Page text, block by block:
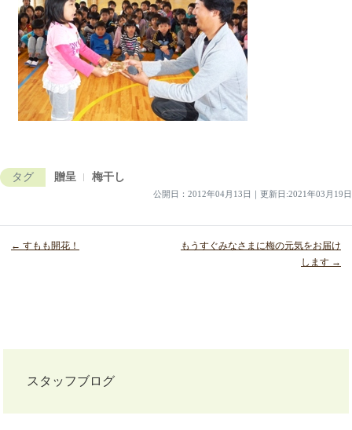
タグ 贈呈 梅干し
公開日： 2012年04月13日 ｜ 更新日:2021年03月19日
← すもも開花！
もうすぐみなさまに梅の元気をお届け
します →
スタッフブログ